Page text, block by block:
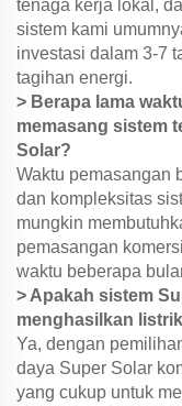
tenaga kerja lokal,
sistem kami
investasi dalam 3-7
tagihan energi.
> Berapa lama
memasang sistem
Solar?
Waktu pemasangan
dan kompleksitas
mungkin
pemasangan
waktu beberapa
> Apakah sistem
menghasilkan
Ya, dengan
daya Super Solar
yang cukup untuk